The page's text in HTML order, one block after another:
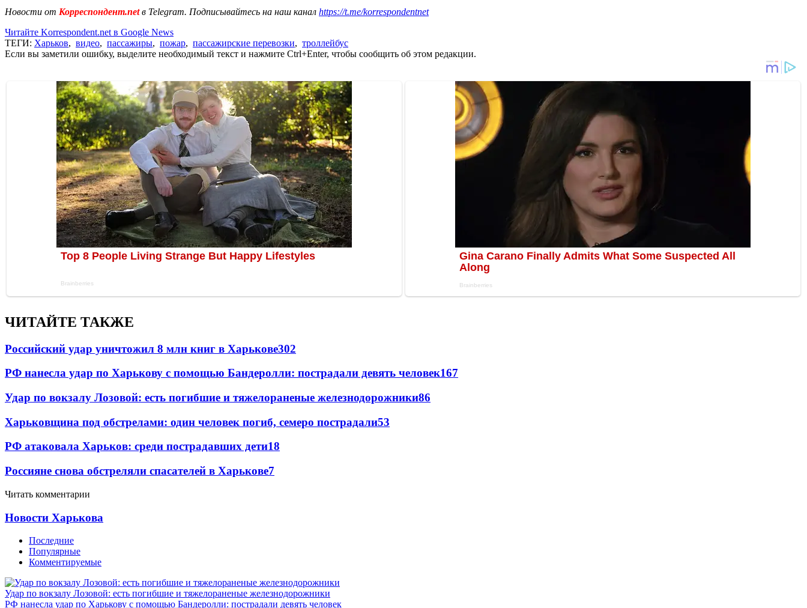
Новости от Корреспондент.netв Telegram. Подписывайтесь на наш канал https://t.me/korrespondentnet
Читайте Korrespondent.net в Google News
ТЕГИ: Харьков, видео, пассажиры, пожар, пассажирские перевозки, троллейбус
Если вы заметили ошибку, выделите необходимый текст и нажмите Ctrl+Enter, чтобы сообщить об этом редакции.
ЧИТАЙТЕ ТАКЖЕ
Российский удар уничтожил 8 млн книг в Харькове302
РФ нанесла удар по Харькову с помощью Бандеролли: пострадали девять человек167
Удар по вокзалу Лозовой: есть погибшие и тяжелораненые железнодорожники86
Харьковщина под обстрелами: один человек погиб, семеро пострадали53
РФ атаковала Харьков: среди пострадавших дети18
Россияне снова обстреляли спасателей в Харькове7
Читать комментарии
Новости Харькова
Последние
Популярные
Комментируемые
Удар по вокзалу Лозовой: есть погибшие и тяжелораненые железнодорожники
РФ нанесла удар по Харькову с помощью Бандеролли: пострадали девять человек